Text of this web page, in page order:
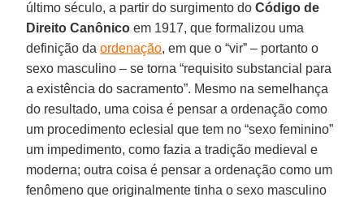
último século, a partir do surgimento doCódigo de
Direito Canônico em 1917, que formalizou uma
definição daordenação, em que o “vir” – portanto o
sexo masculino – se torna “requisito substancial para
a existência do sacramento”. Mesmo na semelhança
do resultado, uma coisa é pensar a ordenação como
um procedimento eclesial que tem no “sexo feminino”
um impedimento, como fazia a tradição medieval e
moderna; outra coisa é pensar a ordenação como um
fenômeno que originalmente tinha o sexo masculino